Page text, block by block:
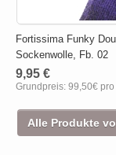
Fortissima Funky
Sockenwolle, Fb. 02
9,95 €
Grundpreis: 99,50€ pro
Alle Produkte